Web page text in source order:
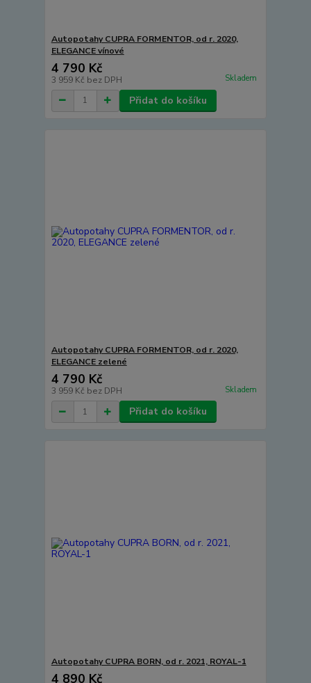
Autopotahy CUPRA FORMENTOR, od r. 2020,
ELEGANCE vínové
4 790 Kč
3 959 Kč bez DPH Skladem
Přidat do košíku
Autopotahy CUPRA FORMENTOR, od r. 2020,
ELEGANCE zelené
4 790 Kč
3 959 Kč bez DPH Skladem
Přidat do košíku
Autopotahy CUPRA BORN, od r. 2021, ROYAL-1
4 890 Kč